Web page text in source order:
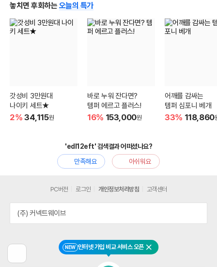
놓치면 후회하는 오늘의 특가
갓성비 3만원대
나이키 세트★
2% 34,115원
바로 누워 잔다면?
템퍼 에르고 플러스!
16% 153,000원
어깨를 감싸는
템퍼 심포니 베개
33% 118,860
'edl12eft' 검색결과 어떠셨나요?
만족해요
아쉬워요
전
NEW 인터넷 가입 비교 서비스 오픈 닫기
PC버전 로그인 개인정보처리방침 고객센터
(주) 커넥트웨이브